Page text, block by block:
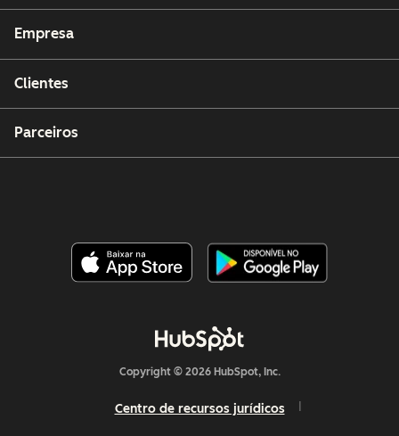
Empresa
Clientes
Parceiros
Copyright © 2026 HubSpot, Inc.
Centro de recursos jurídicos